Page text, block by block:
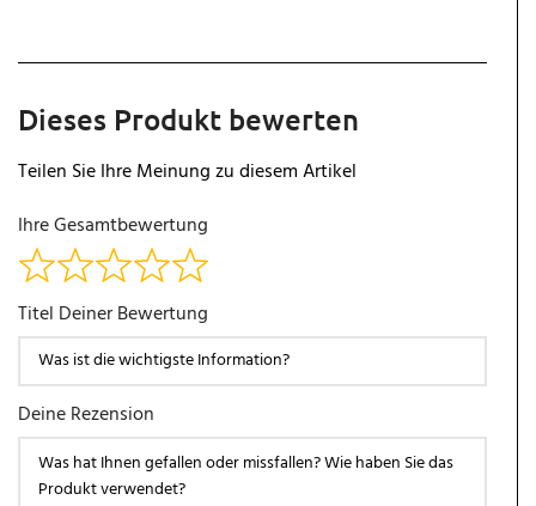
Dieses Produkt bewerten
Teilen Sie Ihre Meinung zu diesem Artikel
Ihre Gesamtbewertung
Titel Deiner Bewertung
Deine Rezension